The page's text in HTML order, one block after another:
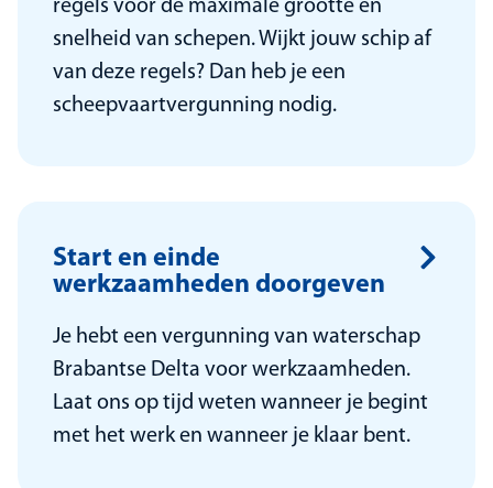
regels voor de maximale grootte en
snelheid van schepen. Wijkt jouw schip af
van deze regels? Dan heb je een
scheepvaartvergunning nodig.
Start en einde
werkzaamheden doorgeven
Je hebt een vergunning van waterschap
Brabantse Delta voor werkzaamheden.
Laat ons op tijd weten wanneer je begint
met het werk en wanneer je klaar bent.